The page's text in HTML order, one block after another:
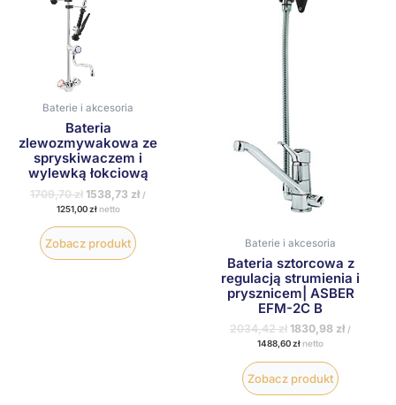
Baterie i akcesoria
Bateria
zlewozmywakowa ze
spryskiwaczem i
wylewką łokciową
1709,70zł 1538,73 zł /
1251,00złnetto
Zobacz produkt Baterie i akcesoria
Bateria sztorcowa z
regulacją strumienia i
prysznicem| ASBER
EFM-2C B
2034,42zł 1830,98 zł /
1488,60zł netto
Zobacz produkt